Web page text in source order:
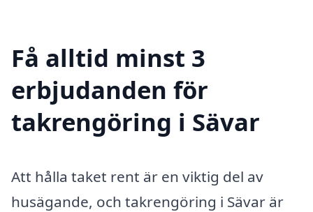
Få alltid minst 3
erbjudanden för
takrengöring i Sävar
Att hålla taket rent är en viktig del av
husägande, och takrengöring i Sävar är